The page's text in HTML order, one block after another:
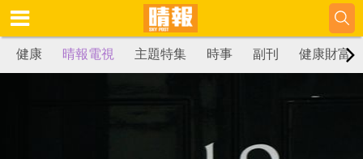
健康 晴報電視 主題特集 時事 副刊 健康財富